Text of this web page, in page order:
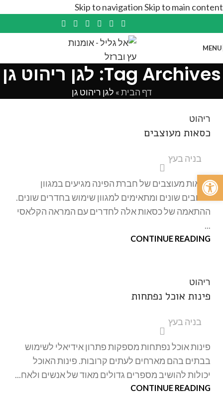
Skip to navigationSkip to main content
MENU
Tag Archives: לגן ריהוט גן
דף הבית» לגן ריהוט גן
ריהוט
כסאות מעוצבים
בניה בעץ
כסאות מעוצבים של חברת הפינה מגיעים במגוון
עיצובים שונים ומתאימים למגוון שימוש בחדרים שונים.
ההתאמה של כסאות אלה לחדרים עם המראה הקלאסי
...
CONTINUE READING
ריהוט
פינות אוכל נפתחות
בניה בעץ
פינות אוכל נפתחות מספקות פתרון אידיאלי לשימוש
בבתים בהם מארחים לעתים קרובות. פינות האוכל
יכולות להושיב מספרים גדולים מאוד של אנשים ולאח...
CONTINUE READING
פתח סרגל נגישות